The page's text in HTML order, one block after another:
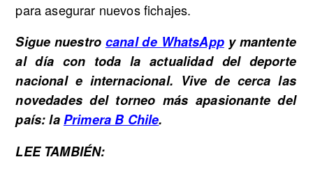
para asegurar nuevos fichajes.
Sigue nuestro canal de WhatsAppy mantente
al día con toda la actualidad del deporte
nacional e internacional. Vive de cerca las
novedades del torneo más apasionante del
país: laPrimera B Chile.
LEE TAMBIÉN: